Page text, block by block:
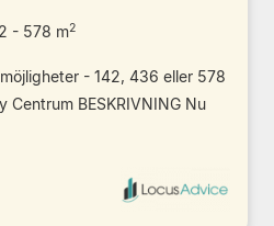
- 578 m2
- 142, 436 eller 578
Centrum BESKRIVNING Nu